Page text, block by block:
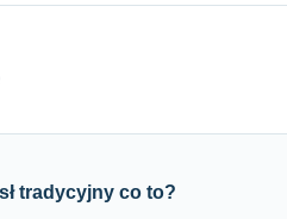
tradycyjny co to?